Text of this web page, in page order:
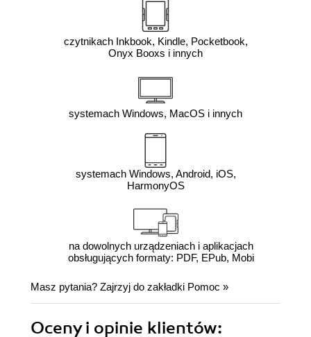
czytnikach Inkbook, Kindle, Pocketbook,
Onyx Booxs i innych
systemach Windows, MacOS i innych
systemach Windows, Android, iOS,
HarmonyOS
na dowolnych urządzeniach i aplikacjach
obsługujących formaty: PDF, EPub, Mobi
Masz pytania? Zajrzyj do zakładki Pomoc »
Oceny i opinie klientów: